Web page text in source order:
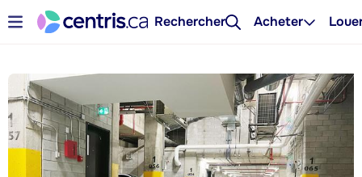
Rechercher Acheter